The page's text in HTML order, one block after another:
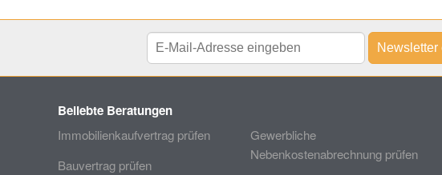
Beliebte Beratungen
Immobilienkaufvertrag prüfen
Bauvertrag prüfen
Gewerbliche
Nebenkostenabrechnung prüfen